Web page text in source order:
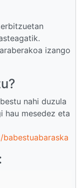
izango
nahi duzula
hau mesedez eta